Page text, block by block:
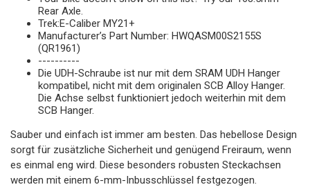
Rear Axle.
Trek:E-Caliber MY21+
Manufacturer’s Part Number: HWQASM00S2155S
(QR1961)
----------
Die UDH-Schraube ist nur mit dem SRAM UDH Hanger
kompatibel, nicht mit dem originalen SCB Alloy Hanger.
Die Achse selbst funktioniert jedoch weiterhin mit dem
SCB Hanger.
Sauber und einfach ist immer am besten. Das hebellose Design
sorgt für zusätzliche Sicherheit und genügend Freiraum, wenn
es einmal eng wird. Diese besonders robusten Steckachsen
werden mit einem 6-mm-Inbusschlüssel festgezogen.